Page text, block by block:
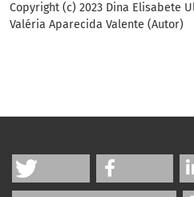
Copyright (c) 2023 Dina Elisabete
Valéria Aparecida Valente (Autor)